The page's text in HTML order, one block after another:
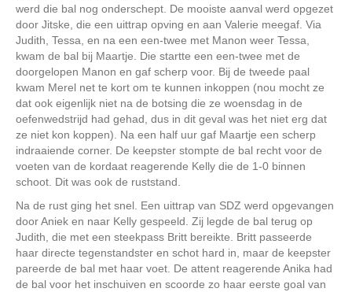
werd die bal nog onderschept. De mooiste aanval werd opgezet
door Jitske, die een uittrap opving en aan Valerie meegaf. Via
Judith, Tessa, en na een een-twee met Manon weer Tessa,
kwam de bal bij Maartje. Die startte een een-twee met de
doorgelopen Manon en gaf scherp voor. Bij de tweede paal
kwam Merel net te kort om te kunnen inkoppen (nou mocht ze
dat ook eigenlijk niet na de botsing die ze woensdag in de
oefenwedstrijd had gehad, dus in dit geval was het niet erg dat
ze niet kon koppen). Na een half uur gaf Maartje een scherp
indraaiende corner. De keepster stompte de bal recht voor de
voeten van de kordaat reagerende Kelly die de 1-0 binnen
schoot. Dit was ook de ruststand.
Na de rust ging het snel. Een uittrap van SDZ werd opgevangen
door Aniek en naar Kelly gespeeld. Zij legde de bal terug op
Judith, die met een steekpass Britt bereikte. Britt passeerde
haar directe tegenstandster en schot hard in, maar de keepster
pareerde de bal met haar voet. De attent reagerende Anika had
de bal voor het inschuiven en scoorde zo haar eerste goal van